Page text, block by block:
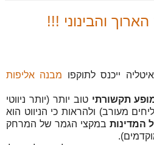
והבינוני !!!
מבנה אליפות
תקשורתי טוב יותר (יותר ניווטי
מעורב) ולהראות כי הניווט הוא
המדינות במקצי הגמר של המרחק